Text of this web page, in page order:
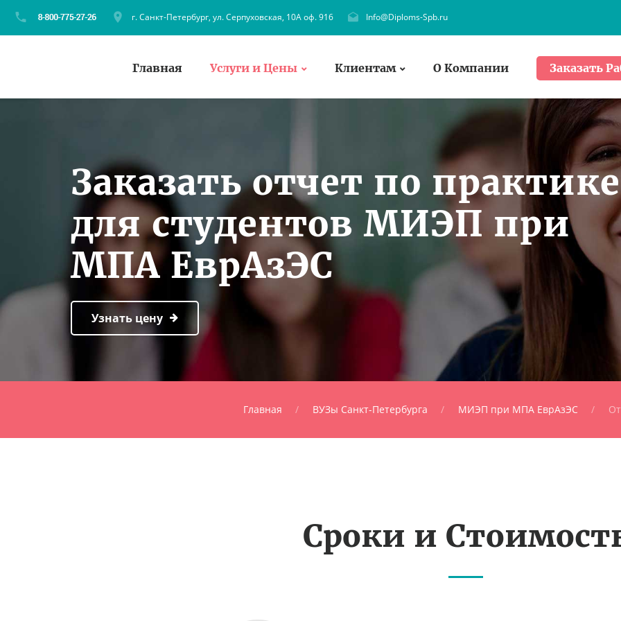
г. Санкт-Петербург, ул. Серпуховская, 10А оф. 916 Info@Diploms-Spb.ru
Главная Услуги и Цены Клиентам О Компании Заказать
Заказать отчет по практике
для студентов МИЭП при
МПА ЕврАзЭС
Узнать цену
Главная ВУЗы Санкт-Петербурга МИЭП при МПА ЕврАзЭС
Сроки и